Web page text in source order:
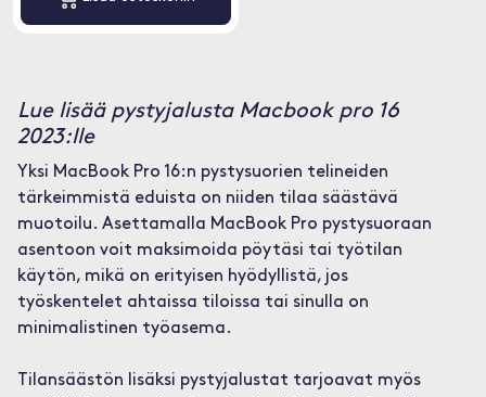
Lue lisää pystyjalusta Macbook pro 16
2023:lle
Yksi MacBook Pro 16:n pystysuorien telineiden
tärkeimmistä eduista on niiden tilaa säästävä
muotoilu. Asettamalla MacBook Pro pystysuoraan
asentoon voit maksimoida pöytäsi tai työtilan
käytön, mikä on erityisen hyödyllistä, jos
työskentelet ahtaissa tiloissa tai sinulla on
minimalistinen työasema.
Tilansäästön lisäksi pystyjalustat tarjoavat myös